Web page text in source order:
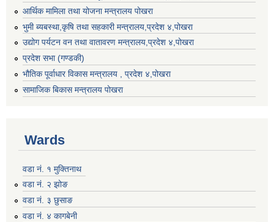
आर्थिक मामिला तथा योजना मन्त्रालय पोखरा
भुमी ब्यबस्था,कृषि तथा सहकारी मन्त्रालय,प्रदेश ४,पोखरा
उद्योग पर्यटन वन तथा वातावरण मन्त्रालय,प्रदेश ४,पोखरा
प्रदेश सभा (गण्डकी)
भौतिक पूर्वाधार विकास मन्त्रालय , प्रदेश ४,पोखरा
सामाजिक बिकास मन्त्रालय पोखरा
Wards
वडा नं. १ मुक्तिनाथ
वडा नं. २ झोङ
वडा नं. ३ छुसाङ
वडा नं. ४ कागबेनी